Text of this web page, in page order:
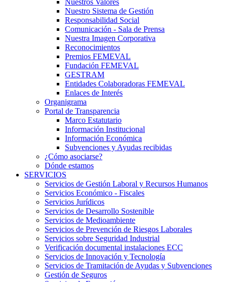
Nuestros Valores
Nuestro Sistema de Gestión
Responsabilidad Social
Comunicación - Sala de Prensa
Nuestra Imagen Corporativa
Reconocimientos
Premios FEMEVAL
Fundación FEMEVAL
GESTRAM
Entidades Colaboradoras FEMEVAL
Enlaces de Interés
Organigrama
Portal de Transparencia
Marco Estatutario
Información Institucional
Información Económica
Subvenciones y Ayudas recibidas
¿Cómo asociarse?
Dónde estamos
SERVICIOS
Servicios de Gestión Laboral y Recursos Humanos
Servicios Económico - Fiscales
Servicios Jurídicos
Servicios de Desarrollo Sostenible
Servicios de Medioambiente
Servicios de Prevención de Riesgos Laborales
Servicios sobre Seguridad Industrial
Verificación documental instalaciones ECC
Servicios de Innovación y Tecnología
Servicios de Tramitación de Ayudas y Subvenciones
Gestión de Seguros